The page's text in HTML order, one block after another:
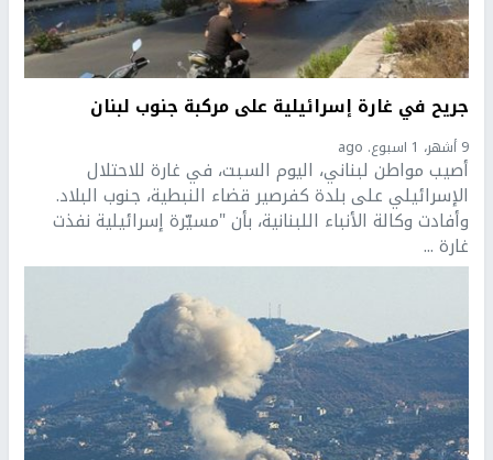
جريح في غارة إسرائيلية على مركبة جنوب لبنان
9 أشهر، 1 اسبوع. ago
أصيب مواطن لبناني، اليوم السبت، في غارة للاحتلال
الإسرائيلي على بلدة كفرصير قضاء النبطية، جنوب البلاد.
وأفادت وكالة الأنباء اللبنانية، بأن "مسيّرة إسرائيلية نفذت
غارة ...